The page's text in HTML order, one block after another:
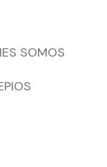
SOMOS